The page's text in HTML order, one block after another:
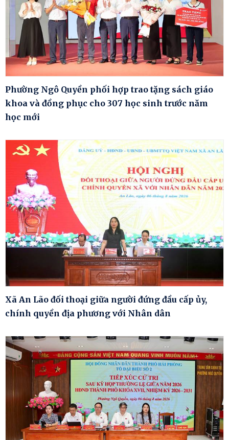
Phường Ngô Quyền phối hợp trao tặng sách giáo
khoa và đồng phục cho 307 học sinh trước năm
học mới
Xã An Lão đối thoại giữa người đứng đầu cấp ủy,
chính quyền địa phương với Nhân dân